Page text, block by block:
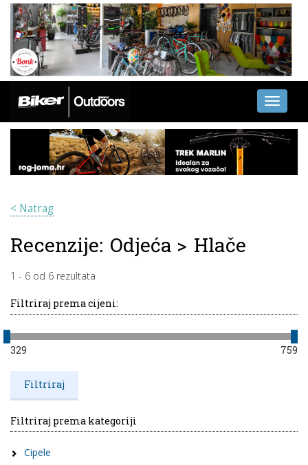
Toggle
< Natrag
Recenzije: Odjeća > Hlače
1 - 6 od 6 rezultata
Filtriraj prema cijeni:
329 759
Filtriraj prema kategoriji
Cipele